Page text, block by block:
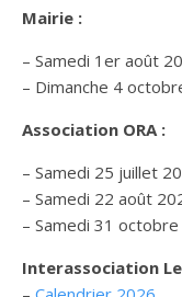
Mairie :
– Samedi 1er août
– Dimanche 4
Association ORA :
– Samedi 25 juillet
– Samedi 22 août
– Samedi 31 octobre
Interassociation